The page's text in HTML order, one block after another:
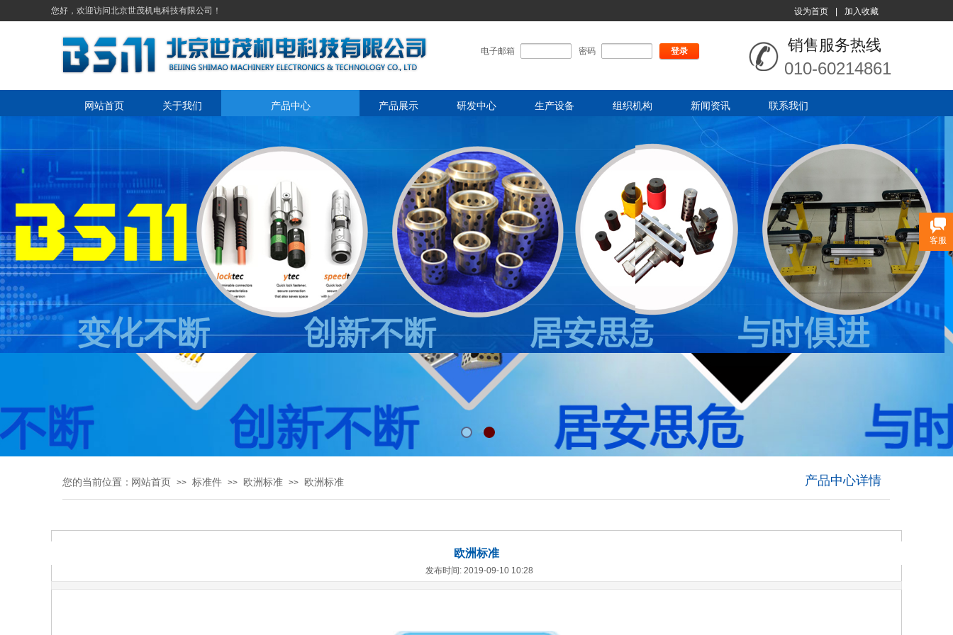
您好，欢迎访问北京世茂机电科技有限公司！ 设为首页 加入收藏
销售服务热线
电子邮箱 密码 登录
010-60214861
网站首页 关于我们 产品中心 产品展示 研发中心 生产设备 组织机构 新闻资讯 联系我们
您的当前位置： 产品中心详情
网站首页 >> 标准件 >> 欧洲标准 >> 欧洲标准
欧洲标准
发布时间: 2019-09-10 10:28
客服